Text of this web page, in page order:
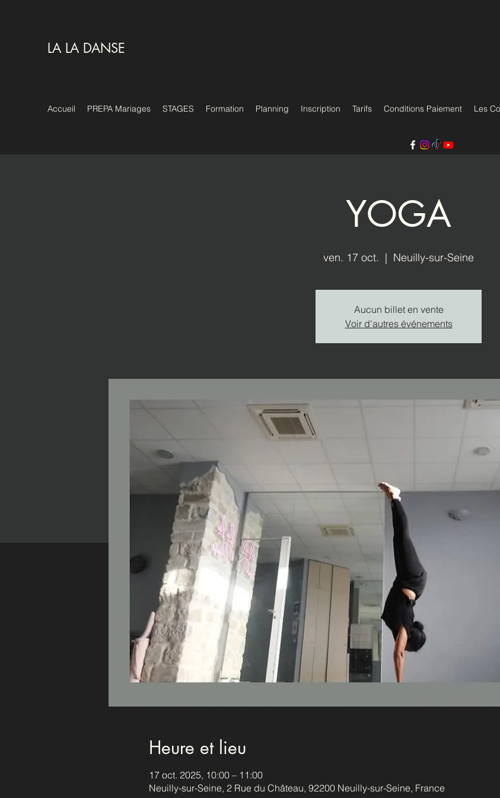
LA LA DANSE
Accueil PREPA Mariages STAGES Formation Planning Inscription Tarifs Conditions Paiement Les
YOGA
ven. 17 oct.
  |
Neuilly-sur-Seine
Aucun billet en vente
Voir d'autres événements
Heure et lieu
17 oct. 2025, 10:00 – 11:00
Neuilly-sur-Seine, 2 Rue du Château, 92200 Neuilly-sur-Seine, France